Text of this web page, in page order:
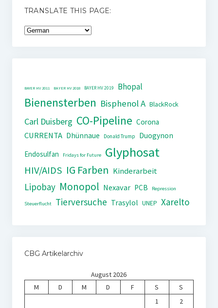
TRANSLATE THIS PAGE:
BAYER HV 2011 BAYER HV 2018 BAYER HV 2019 Bhopal
Bienensterben Bisphenol A BlackRock
Carl Duisberg CO-Pipeline Corona
CURRENTA Dhünnaue Donald Trump
Duogynon
Endosulfan
Fridays for Future Glyphosat
HIV/AIDS IG Farben Kinderarbeit
Lipobay Monopol Nexavar PCB Repression
Steuerflucht Tierversuche Trasylol UNEP Xarelto
CBG Artikelarchiv
August 2026
M
D M D F S
S
1
2